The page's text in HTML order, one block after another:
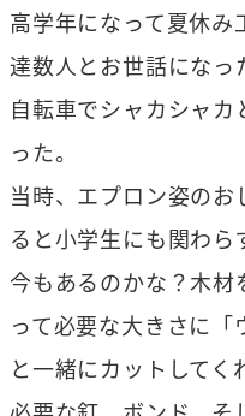
高学年になって夏休
達数人とお世話になっ
自転車でシャカシャ
った。
当時、エプロン姿の
ると小学生にも関わら
今もあるのかな？木
って必要な大きさに
と一緒にカットしてく